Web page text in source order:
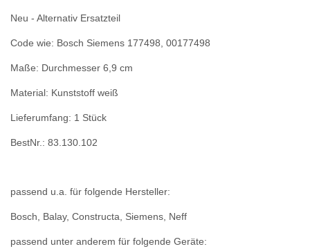
Neu - Alternativ Ersatzteil
Code wie: Bosch Siemens 177498, 00177498
Maße: Durchmesser 6,9 cm
Material: Kunststoff weiß
Lieferumfang: 1 Stück
BestNr.: 83.130.102
passend u.a. für folgende Hersteller:
Bosch, Balay, Constructa, Siemens, Neff
passend unter anderem für folgende Geräte: